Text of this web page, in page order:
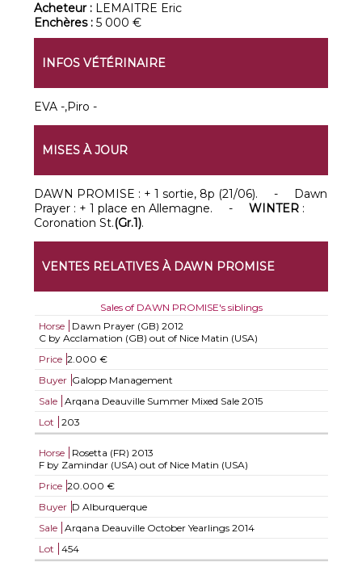
Acheteur : LEMAITRE Eric
Enchères :5 000 €
INFOS VÉTÉRINAIRE
EVA -,Piro -
MISES À JOUR
DAWN PROMISE : + 1 sortie, 8p (21/06). - Dawn
Prayer : + 1 place en Allemagne. -WINTER :
Coronation St.(Gr.1).
VENTES RELATIVES À DAWN PROMISE
Sales of DAWN PROMISE's siblings
Horse
Dawn Prayer (GB) 2012
C by Acclamation (GB) out of Nice Matin (USA)
Price 2.000 €
Buyer Galopp Management
Sale
Arqana Deauville Summer Mixed Sale 2015
Lot
203
Horse Rosetta (FR) 2013
F by Zamindar (USA) out of Nice Matin (USA)
Price 20.000 €
Buyer D Alburquerque
Sale
Arqana Deauville October Yearlings 2014
Lot
454